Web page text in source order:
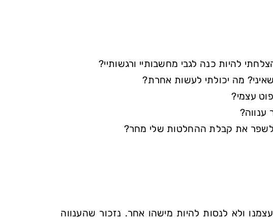
להיות כנה לגבי מחשבותיי ורגשותיי?
מה יכולתי לעשות אחרת?
עצמי?
ענווה?
לשפר את קבלת ההחלטות שלי מחר?
ולא לנסות להיות מישהו אחר. נזכור שהענווה